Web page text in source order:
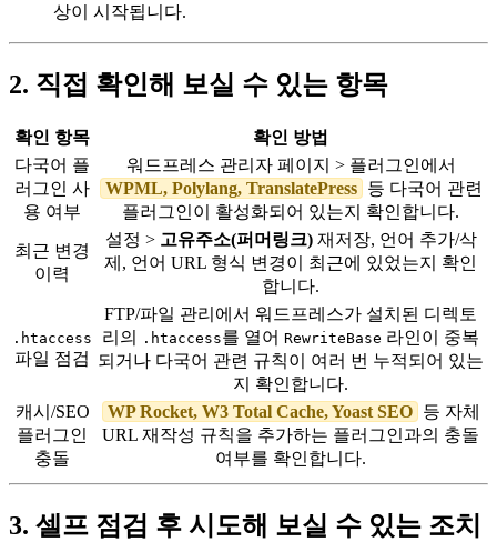
상이 시작됩니다.
2. 직접 확인해 보실 수 있는 항목
확인 항목
확인 방법
다국어 플
러그인 사
용 여부
워드프레스 관리자 페이지 > 플러그인에서
WPML, Polylang, TranslatePress
등 다국어 관련
플러그인이 활성화되어 있는지 확인합니다.
최근 변경
이력
설정 > 고유주소(퍼머링크)재저장, 언어 추가/삭
제, 언어 URL 형식 변경이 최근에 있었는지 확인
합니다.
.htaccess
파일 점검
FTP/파일 관리에서 워드프레스가 설치된 디렉토
리의
.htaccess를 열어 RewriteBase 라인이 중복
되거나 다국어 관련 규칙이 여러 번 누적되어 있는
지 확인합니다.
캐시/SEO
플러그인
충돌
WP Rocket, W3 Total Cache, Yoast SEO
등 자체
URL 재작성 규칙을 추가하는 플러그인과의 충돌
여부를 확인합니다.
3. 셀프 점검 후 시도해 보실 수 있는 조치